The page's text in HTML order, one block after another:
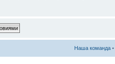
Наша команда •